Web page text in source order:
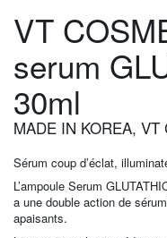
VT
serum
30ml
MADE IN KOREA, VT
Sérum coup d’éclat,
L’ampoule Serum
a une double action de
apaisants.